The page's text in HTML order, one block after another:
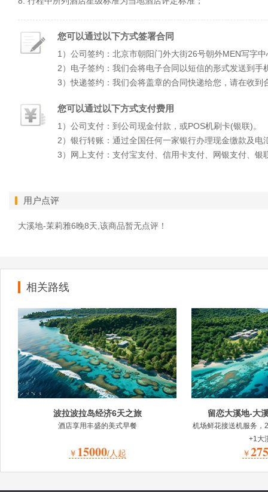
您可以通过以下方式签署合同
1）公司签约：北京市朝阳门外大街26号朝外MEN写字
2）电子签约：我们会将电子合同以短信的形式发送到
3）快递签约：我们会将盖章的合同快递给您，请在收
您可以通过以下方式支付费用
1）公司支付：到公司现金付款，或POS机刷卡(银联)。
2）银行转账：通过全国任何一家银行办理现金缴款及
3）网上支付：支付宝支付、信用卡支付、网银支付、银
用户点评
大溪地-茉莉雅6晚8天,该商品暂无点评！
相关路线
波拉波拉岛经济6天之旅
酒店享用丰盛的美式早餐
￥ 15000/人起
留恋大溪地-大
机场鲜花接送机服务，
+1大
￥